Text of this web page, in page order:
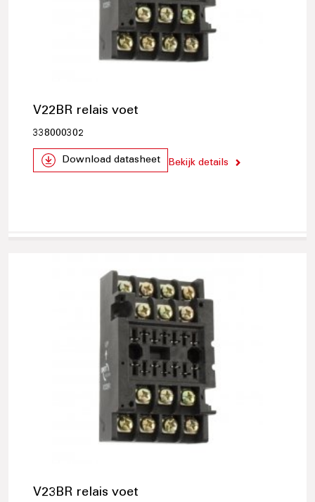
V22BR relais voet
338000302
Download datasheet Bekijk details
V23BR relais voet